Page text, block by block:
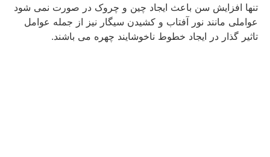
تنها افزایش سن باعث ایجاد چین و چروک در صورت نمی شود
عواملی مانند نور آفتاب و کشیدن سیگار نیز از جمله عوامل
تاثیر گذار در ایجاد خطوط ناخوشایند چهره می باشند.